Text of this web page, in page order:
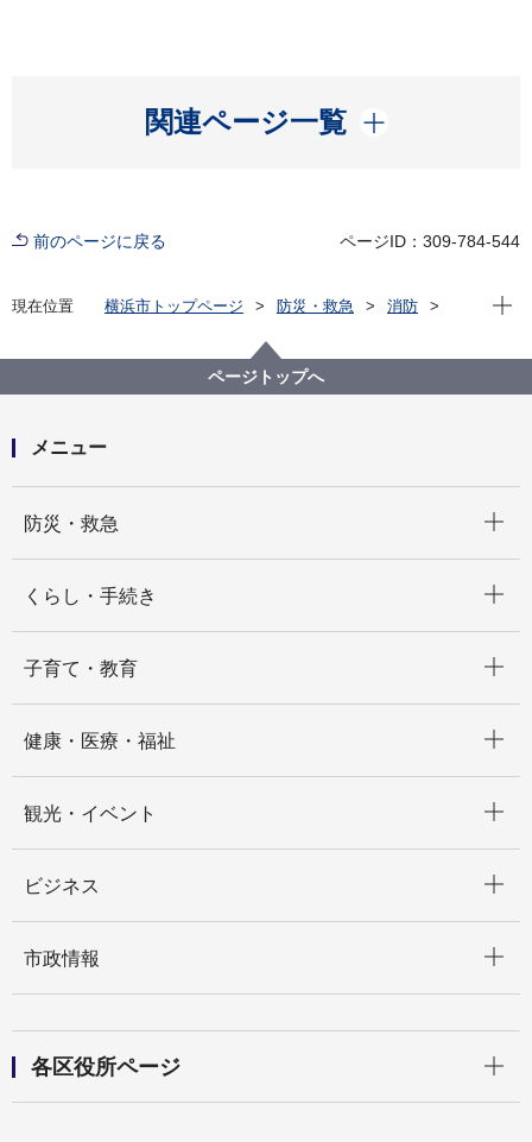
関連ページ一覧
開く
前のページに戻る ページID：309-784-544
現在位置 横浜市トップページ 防災・救急
消防
現在
ページトップへ
メニュー
防災・救急
くらし・手続き
子育て・教育
健康・医療・福祉
観光・イベント
ビジネス
市政情報
各区役所ページ